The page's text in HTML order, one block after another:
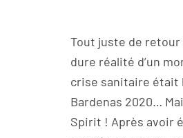
Tout juste de retour
dure réalité d’un
crise sanitaire était
Bardenas 2020…
Spirit ! Après avoir